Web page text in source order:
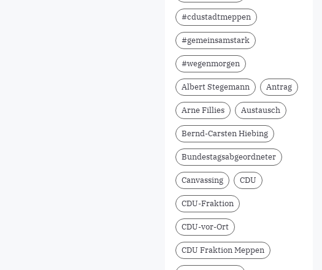
#cdustadtmeppen
#gemeinsamstark
#wegenmorgen
Albert Stegemann Antrag
Arne Fillies Austausch
Bernd-Carsten Hiebing
Bundestagsabgeordneter
Canvassing CDU
CDU-Fraktion
CDU-vor-Ort
CDU Fraktion Meppen